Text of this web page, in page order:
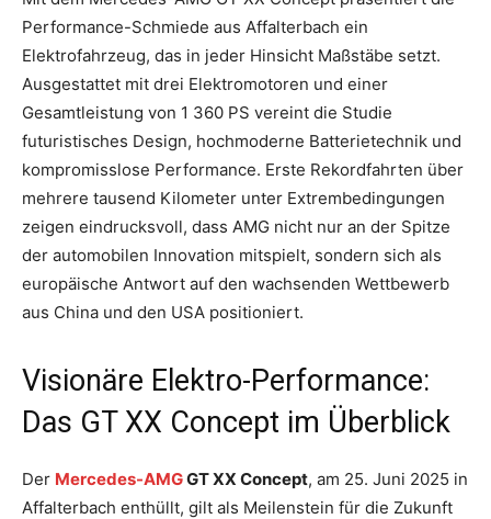
Performance-Schmiede aus Affalterbach ein
Elektrofahrzeug, das in jeder Hinsicht Maßstäbe setzt.
Ausgestattet mit drei Elektromotoren und einer
Gesamtleistung von 1 360 PS vereint die Studie
futuristisches Design, hochmoderne Batterietechnik und
kompromisslose Performance. Erste Rekordfahrten über
mehrere tausend Kilometer unter Extrembedingungen
zeigen eindrucksvoll, dass AMG nicht nur an der Spitze
der automobilen Innovation mitspielt, sondern sich als
europäische Antwort auf den wachsenden Wettbewerb
aus China und den USA positioniert.
Visionäre Elektro-Performance:
Das GT XX Concept im Überblick
Der Mercedes-AMGGT XX Concept, am 25. Juni 2025 in
Affalterbach enthüllt, gilt als Meilenstein für die Zukunft